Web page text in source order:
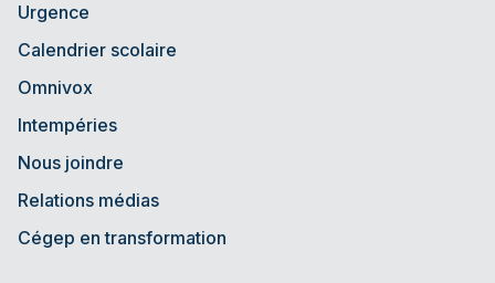
Urgence
Calendrier scolaire
Omnivox
Intempéries
Nous joindre
Relations médias
Cégep en transformation